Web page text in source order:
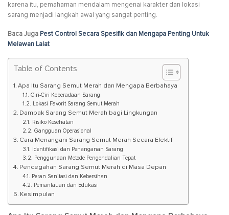
karena itu, pemahaman mendalam mengenai karakter dan lokasi
sarang menjadi langkah awal yang sangat penting.
Baca Juga Pest Control Secara Spesifik dan Mengapa Penting Untuk
Melawan Lalat
Table of Contents
Apa Itu Sarang Semut Merah dan Mengapa Berbahaya
Ciri-Ciri Keberadaan Sarang
Lokasi Favorit Sarang Semut Merah
Dampak Sarang Semut Merah bagi Lingkungan
Risiko Kesehatan
Gangguan Operasional
Cara Menangani Sarang Semut Merah Secara Efektif
Identifikasi dan Penanganan Sarang
Penggunaan Metode Pengendalian Tepat
Pencegahan Sarang Semut Merah di Masa Depan
Peran Sanitasi dan Kebersihan
Pemantauan dan Edukasi
Kesimpulan